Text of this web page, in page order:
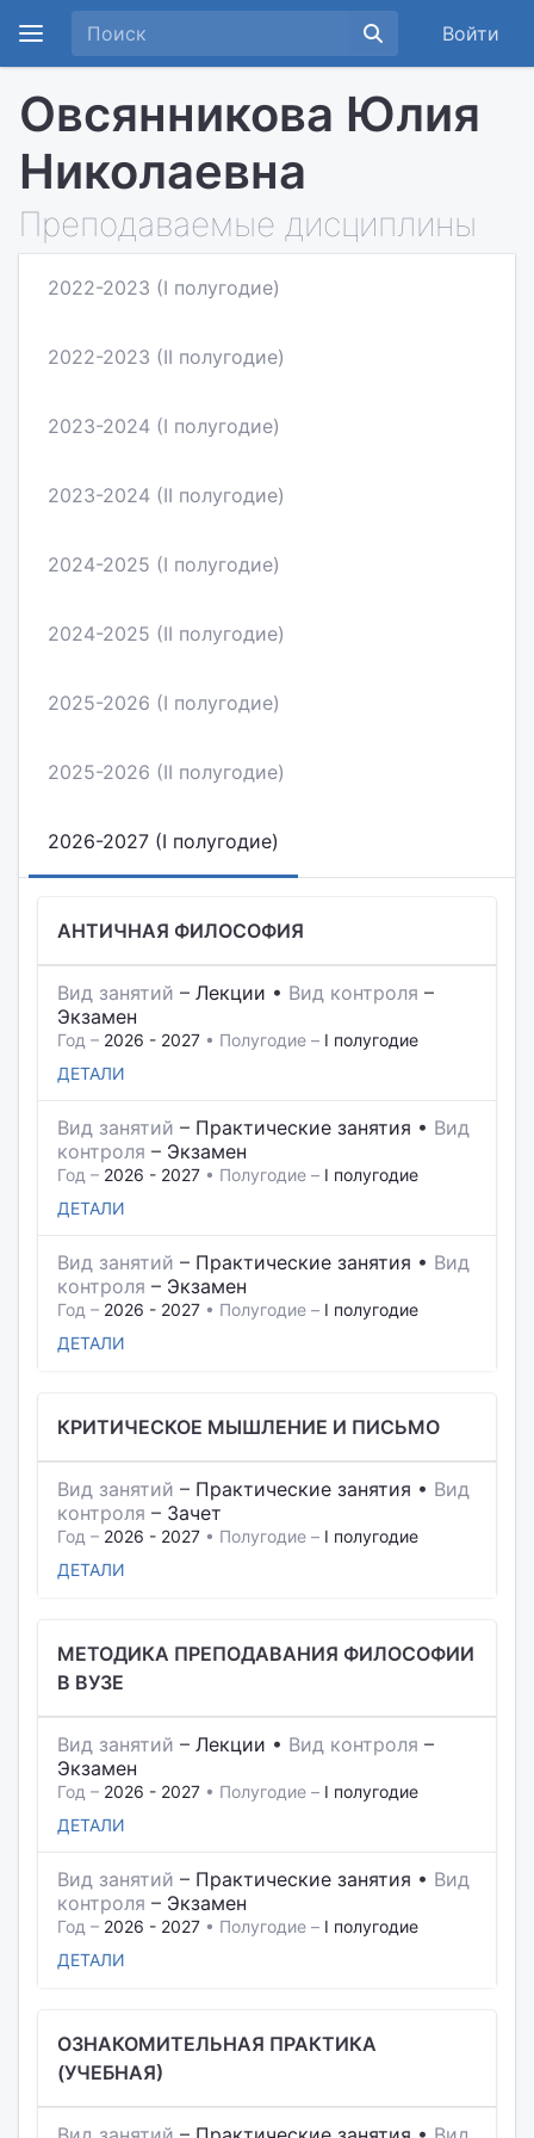
Войти
Овсянникова Юлия
Николаевна
Преподаваемые дисциплины
2022-2023 (I полугодие)
2022-2023 (II полугодие)
2023-2024 (I полугодие)
2023-2024 (II полугодие)
2024-2025 (I полугодие)
2024-2025 (II полугодие)
2025-2026 (I полугодие)
2025-2026 (II полугодие)
2026-2027 (I полугодие)
АНТИЧНАЯ ФИЛОСОФИЯ
Вид занятий – Лекции • Вид контроля –
Экзамен
Год – 2026 - 2027 • Полугодие – I полугодие
ДЕТАЛИ
Вид занятий – Практические занятия • Вид
контроля – Экзамен
Год – 2026 - 2027 • Полугодие – I полугодие
ДЕТАЛИ
Вид занятий – Практические занятия • Вид
контроля – Экзамен
Год – 2026 - 2027 • Полугодие – I полугодие
ДЕТАЛИ
КРИТИЧЕСКОЕ МЫШЛЕНИЕ И ПИСЬМО
Вид занятий – Практические занятия • Вид
контроля – Зачет
Год – 2026 - 2027 • Полугодие – I полугодие
ДЕТАЛИ
МЕТОДИКА ПРЕПОДАВАНИЯ ФИЛОСОФИИ
В ВУЗЕ
Вид занятий – Лекции • Вид контроля –
Экзамен
Год – 2026 - 2027 • Полугодие – I полугодие
ДЕТАЛИ
Вид занятий – Практические занятия • Вид
контроля – Экзамен
Год – 2026 - 2027 • Полугодие – I полугодие
ДЕТАЛИ
ОЗНАКОМИТЕЛЬНАЯ ПРАКТИКА
(УЧЕБНАЯ)